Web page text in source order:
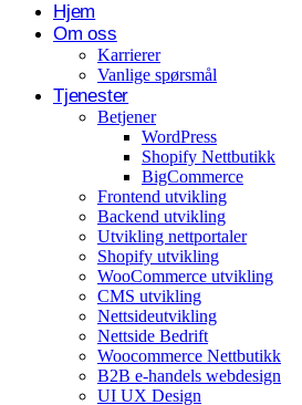
Hjem
Om oss
Karrierer
Vanlige spørsmål
Tjenester
Betjener
WordPress
Shopify Nettbutikk
BigCommerce
Frontend utvikling
Backend utvikling
Utvikling nettportaler
Shopify utvikling
WooCommerce utvikling
CMS utvikling
Nettsideutvikling
Nettside Bedrift
Woocommerce Nettbutikk
B2B e-handels webdesign
UI UX Design
Arrangementer og opplevelser
Eventplanleggere